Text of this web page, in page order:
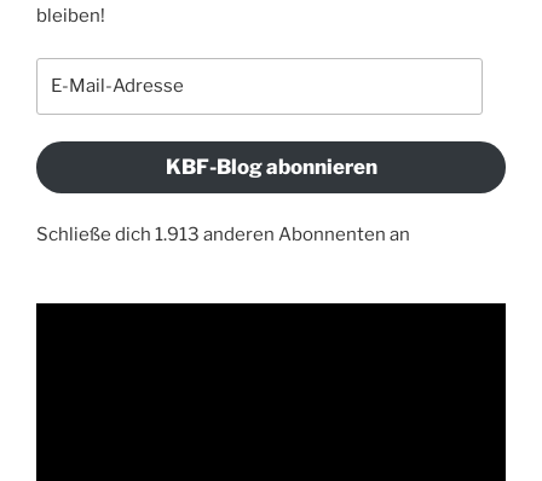
bleiben!
KBF-Blog abonnieren
Schließe dich 1.913 anderen Abonnenten an